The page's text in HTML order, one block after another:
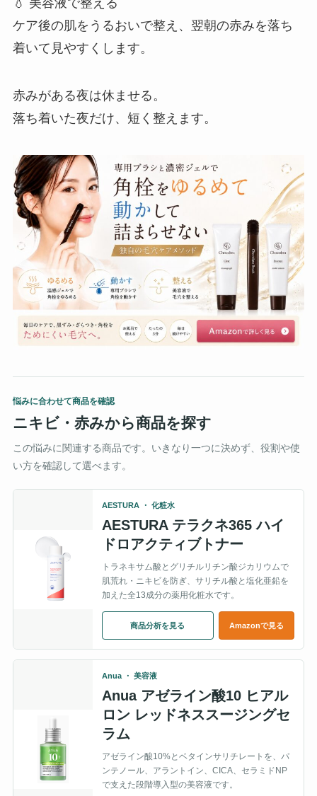
ケア後の肌をうるおいで整え、翌朝の赤みを落ち
着いて見やすくします。
赤みがある夜は休ませる。
落ち着いた夜だけ、短く整えます。
悩みに合わせて商品を確認
ニキビ・赤みから商品を探す
この悩みに関連する商品です。いきなり一つに決めず、役割や使
い方を確認して選べます。
AESTURA ・ 化粧水
AESTURA テラクネ365 ハイ
ドロアクティブトナー
トラネキサム酸とグリチルリチン酸ジカリウムで
肌荒れ・ニキビを防ぎ、サリチル酸と塩化亜鉛を
加えた全13成分の薬用化粧水です。
商品分析を見る Amazonで見る
Anua ・ 美容液
Anua アゼライン酸10 ヒアル
ロン レッドネススージングセ
ラム
アゼライン酸10%とベタインサリチレートを、パ
ンテノール、アラントイン、CICA、セラミドNP
で支えた段階導入型の美容液です。